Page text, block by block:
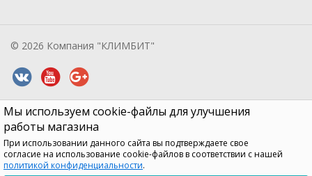
Мы используем cookie-файлы для улучшения
работы магазина
При использовании данного сайта вы подтверждаете свое
согласие на использование cookie-файлов в соответствии с нашей
политикой конфиденциальности.
© 2026 Компания "КЛИМБИТ"
Все содержимое данного сайта: товары, услуги, цены на них,
описания продукции, статьи и методические рекомендации носят
публичной офертой, признаки которой прописаны в статье 437 ГК
РФ